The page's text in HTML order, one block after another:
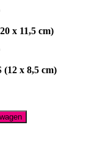
x 11,5 cm)
(12 x 8,5 cm)